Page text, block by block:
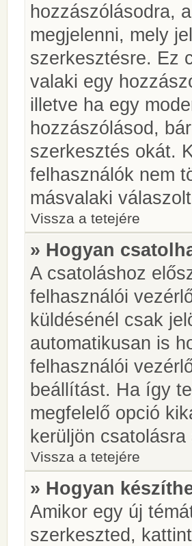
hozzászólásodra,
megjelenni, mely
szerkesztésre. Ez
valaki egy
illetve ha egy
hozzászólásod,
szerkesztés okát.
felhasználók nem
másvalaki
Vissza a tetejére
» Hogyan
A csatoláshoz
felhasználói
küldésénél csak
automatikusan is
felhasználói
beállítást. Ha így
megfelelő opció
kerüljön
Vissza a tetejére
» Hogyan
Amikor egy új
szerkeszted,